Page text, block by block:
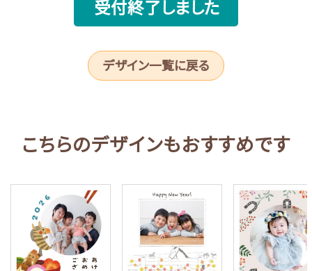
受付終了しました
デザイン一覧に戻る
こちらのデザインもおすすめです